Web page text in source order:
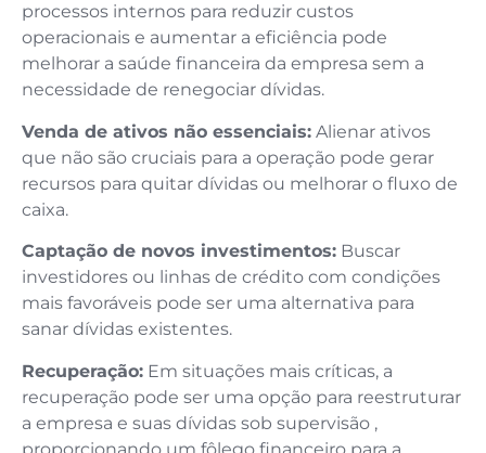
processos internos para reduzir custos
operacionais e aumentar a eficiência pode
melhorar a saúde financeira da empresa sem a
necessidade de renegociar dívidas.
Venda de ativos não essenciais: Alienar ativos
que não são cruciais para a operação pode gerar
recursos para quitar dívidas ou melhorar o fluxo de
caixa.
Captação de novos investimentos: Buscar
investidores ou linhas de crédito com condições
mais favoráveis pode ser uma alternativa para
sanar dívidas existentes.
Recuperação: Em situações mais críticas, a
recuperação pode ser uma opção para reestruturar
a empresa e suas dívidas sob supervisão ,
proporcionando um fôlego financeiro para a